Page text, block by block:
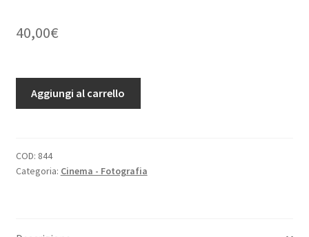
40,00€
fabliches
Lehrbuch
Aggiungi al carrello
COD: 844
Categoria: Cinema - Fotografia